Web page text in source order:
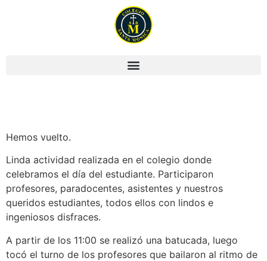
Hemos vuelto.
Linda actividad realizada en el colegio donde
celebramos el día del estudiante. Participaron
profesores, paradocentes, asistentes y nuestros
queridos estudiantes, todos ellos con lindos e
ingeniosos disfraces.
A partir de los 11:00 se realizó una batucada, luego
tocó el turno de los profesores que bailaron al ritmo de